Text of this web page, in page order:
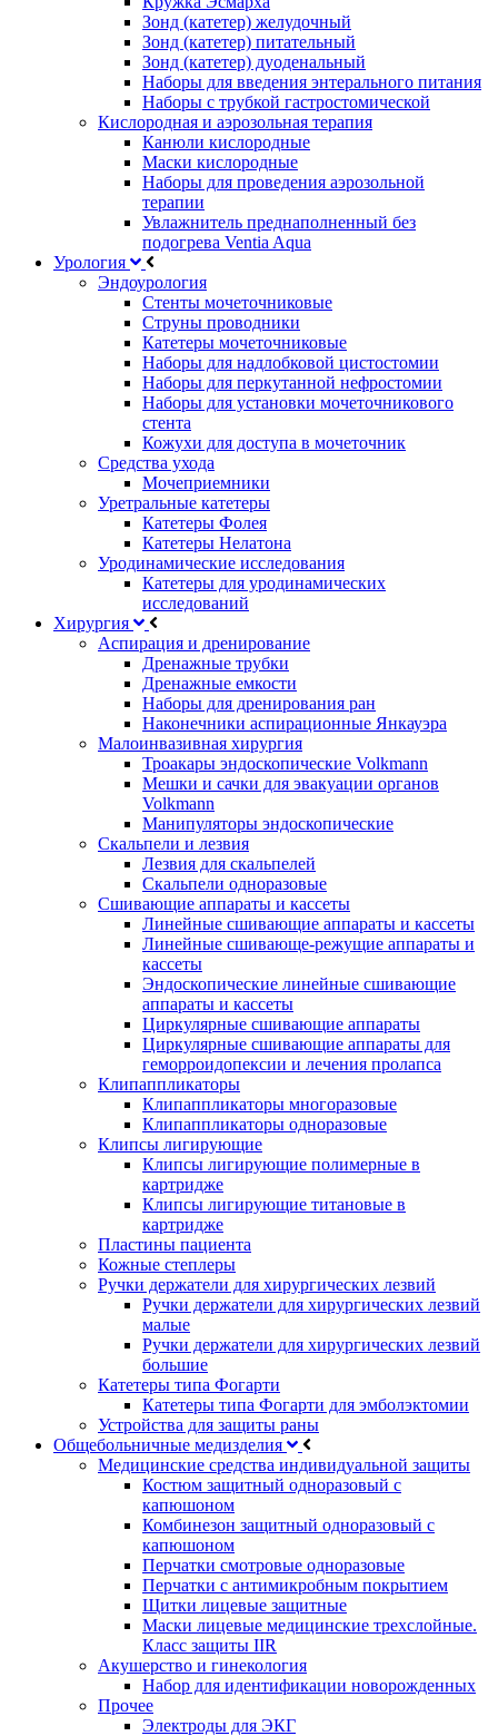
Зонд (катетер) желудочный
Зонд (катетер) питательный
Зонд (катетер) дуоденальный
Наборы для введения энтерального питания
Наборы с трубкой гастростомической
Кислородная и аэрозольная терапия
Канюли кислородные
Маски кислородные
Наборы для проведения аэрозольной
терапии
Увлажнитель преднаполненный без
подогрева Ventia Aqua
Урология
Эндоурология
Стенты мочеточниковые
Струны проводники
Катетеры мочеточниковые
Наборы для надлобковой цистостомии
Наборы для перкутанной нефростомии
Наборы для установки мочеточникового
стента
Кожухи для доступа в мочеточник
Средства ухода
Мочеприемники
Уретральные катетеры
Катетеры Фолея
Катетеры Нелатона
Уродинамические исследования
Катетеры для уродинамических
исследований
Хирургия
Аспирация и дренирование
Дренажные трубки
Дренажные емкости
Наборы для дренирования ран
Наконечники аспирационные Янкауэра
Малоинвазивная хирургия
Троакары эндоскопические Volkmann
Мешки и сачки для эвакуации органов
Volkmann
Манипуляторы эндоскопические
Скальпели и лезвия
Лезвия для скальпелей
Скальпели одноразовые
Сшивающие аппараты и кассеты
Линейные сшивающие аппараты и кассеты
Линейные сшивающе-режущие аппараты и
кассеты
Эндоскопические линейные сшивающие
аппараты и кассеты
Циркулярные сшивающие аппараты
Циркулярные сшивающие аппараты для
геморроидопексии и лечения пролапса
Клипаппликаторы
Клипаппликаторы многоразовые
Клипаппликаторы одноразовые
Клипсы лигирующие
Клипсы лигирующие полимерные в
картридже
Клипсы лигирующие титановые в
картридже
Пластины пациента
Кожные степлеры
Ручки держатели для хирургических лезвий
Ручки держатели для хирургических лезвий
малые
Ручки держатели для хирургических лезвий
большие
Катетеры типа Фогарти
Катетеры типа Фогарти для эмболэктомии
Устройства для защиты раны
Общебольничные медизделия
Медицинские средства индивидуальной защиты
Костюм защитный одноразовый с
капюшоном
Комбинезон защитный одноразовый с
капюшоном
Перчатки смотровые одноразовые
Перчатки с антимикробным покрытием
Щитки лицевые защитные
Маски лицевые медицинские трехслойные.
Класс защиты IIR
Акушерство и гинекология
Набор для идентификации новорожденных
Прочее
Электроды для ЭКГ